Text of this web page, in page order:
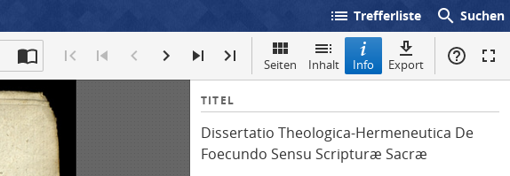
list Trefferliste search Suchen
Seiten Inhalt Info Export
I
f
o
TITEL
Dissertatio Theologica-Hermeneutica De
Foecundo Sensu Scripturæ Sacræ